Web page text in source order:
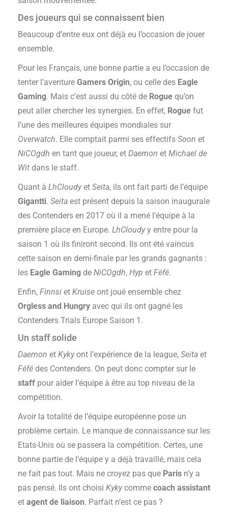
Des joueurs qui se connaissent bien
Beaucoup d’entre eux ont déjà eu l’occasion de jouer
ensemble.
Pour les Français, une bonne partie a eu l’occasion de
tenter l’aventure Gamers Origin, ou celle des Eagle
Gaming. Mais c’est aussi du côté de Rogue qu’on
peut aller chercher les synergies. En effet, Rogue fut
l’une des meilleures équipes mondiales sur
Overwatch. Elle comptait parmi ses effectifs Soon et
NiCOgdh en tant que joueur, et Daemon et Michael de
Wit dans le staff.
Quant à LhCloudyet Seita, ils ont fait parti de l’équipe
Gigantti. Seita est présent depuis la saison inaugurale
des Contenders en 2017 où il a mené l’équipe à la
première place en Europe. LhCloudyy entre pour la
saison 1 où ils finiront second. Ils ont été vaincus
cette saison en demi-finale par les grands gagnants :
les Eagle Gaming de NiCOgdh, Hyp et Féfé.
Enfin, Finnsi et Kruise ont joué ensemble chez
Orgless and Hungry avec qui ils ont gagné les
Contenders Trials Europe Saison 1.
Un staff solide
Daemon et Kykyont l’expérience de la league, Seita et
Féfé des Contenders. On peut donc compter sur le
staff pour aider l’équipe à être au top niveau de la
compétition.
Avoir la totalité de l’équipe européenne pose un
problème certain. Le manque de connaissance sur les
Etats-Unis où se passera la compétition. Certes, une
bonne partie de l’équipe y a déjà travaillé, mais cela
ne fait pas tout. Mais ne croyez pas que Paris n’y a
pas pensé. Ils ont choisi Kykycomme coach assistant
et agent de liaison. Parfait n’est ce pas ?